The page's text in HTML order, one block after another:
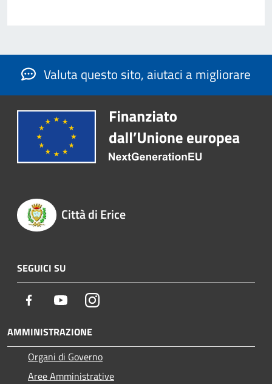
Valuta questo sito, aiutaci a migliorare
Città di Erice
SEGUICI SU
Facebook YoutubeInstagram
AMMINISTRAZIONE
Organi di Governo
Aree Amministrative